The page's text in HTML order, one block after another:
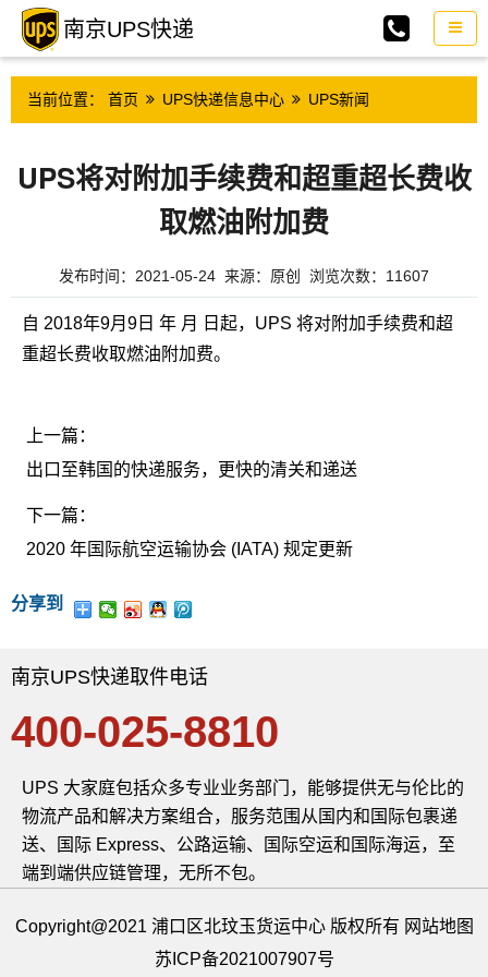
南京UPS快递
当前位置： 首页 UPS快递信息中心 UPS新闻
UPS将对附加手续费和超重超长费收
取燃油附加费
发布时间：2021-05-24 来源：原创 浏览次数：11607
自 2018年9月9日 年 月 日起，UPS 将对附加手续费和超
重超长费收取燃油附加费。
上一篇：
出口至韩国的快递服务，更快的清关和递送
下一篇：
2020 年国际航空运输协会 (IATA) 规定更新
分享到
南京UPS快递取件电话
400-025-8810
UPS 大家庭包括众多专业业务部门，能够提供无与伦比的
物流产品和解决方案组合，服务范围从国内和国际包裹递
送、国际 Express、公路运输、国际空运和国际海运，至
端到端供应链管理，无所不包。
Copyright@2021 浦口区北玟玉货运中心 版权所有 网站地图
苏ICP备2021007907号